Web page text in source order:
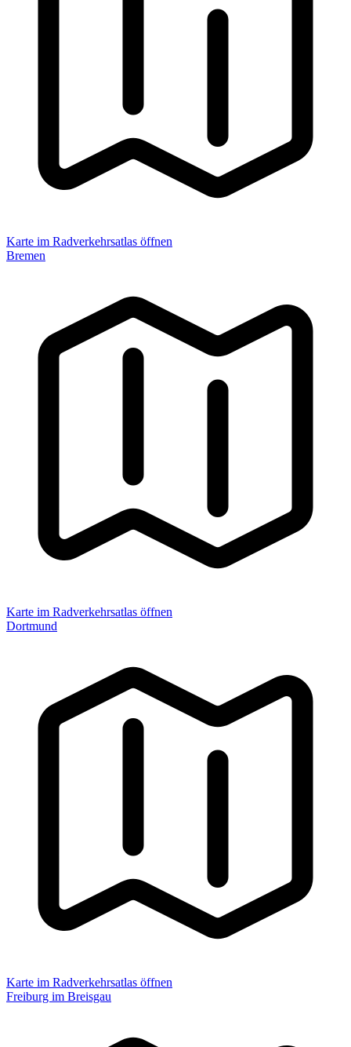
Karte im Radverkehrsatlas öffnen
Bremen
Karte im Radverkehrsatlas öffnen
Dortmund
Karte im Radverkehrsatlas öffnen
Freiburg im Breisgau